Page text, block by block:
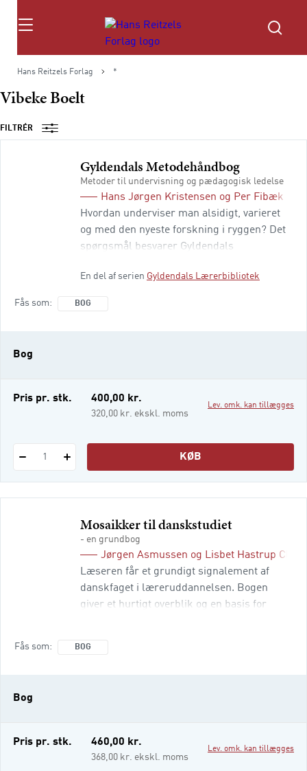
Søg
Hans Reitzels Forlag *
Vibeke Boelt
FILTRÉR
Gyldendals Metodehåndbog
Metoder til undervisning og pædagogisk ledelse
Hans Jørgen Kristensen og Per Fibæk
Hvordan underviser man alsidigt, varieret
og med den nyeste forskning i ryggen? Det
spørgsmål besvarer Gyldendals
forskellige pædagogiske metoder. Her er
En del af serien Gyldendals Lærerbibliotek
Fås som BOG
Bog
Pris pr. stk. 400,00 kr.
320,00 kr. ekskl. moms
Lev. omk. kan tillægges
1 KØB
Mosaikker til danskstudiet
- en grundbog
Jørgen Asmussen og Lisbet Hastrup
Læseren får et grundigt signalement af
danskfaget i læreruddannelsen. Bogen
giver et hurtigt overblik og en basis for
områder af faget op. "Mosaikk
Fås som BOG
Bog
Pris pr. stk. 460,00 kr.
368,00 kr. ekskl. moms
Lev. omk. kan tillægges